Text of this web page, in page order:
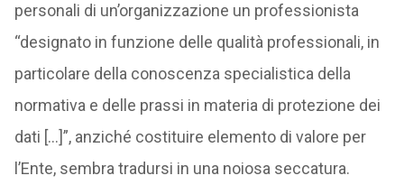
personali di un’organizzazione un professionista
“designato in funzione delle qualità professionali, in
particolare della conoscenza specialistica della
normativa e delle prassi in materia di protezione dei
dati […]”, anziché costituire elemento di valore per
l’Ente, sembra tradursi in una noiosa seccatura.